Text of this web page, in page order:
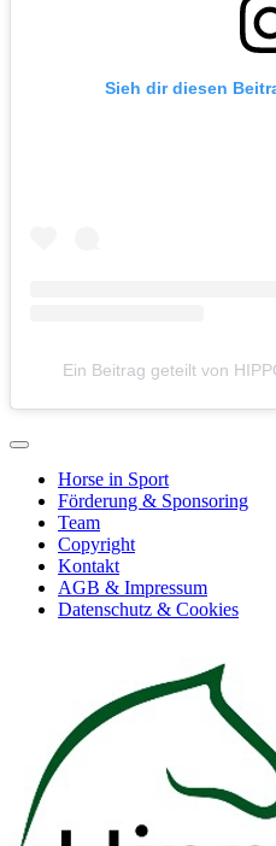
Sieh dir diesen
Ein Beitrag geteilt von
Horse in Sport
Förderung & Sponsoring
Team
Copyright
Kontakt
AGB & Impressum
Datenschutz & Cookies